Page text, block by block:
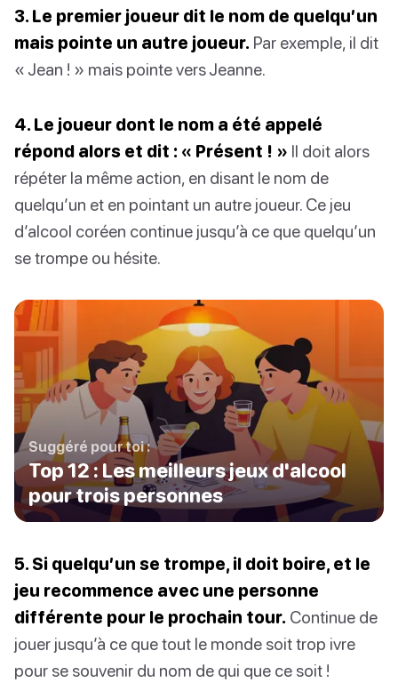
3. Le premier joueur dit le nom de quelqu’un
mais pointe un autre joueur. Par exemple, il dit
« Jean ! » mais pointe vers Jeanne.
4. Le joueur dont le nom a été appelé
répond alors et dit : « Présent ! » Il doit alors
répéter la même action, en disant le nom de
quelqu’un et en pointant un autre joueur. Ce jeu
d’alcool coréen continue jusqu’à ce que quelqu’un
se trompe ou hésite.
Suggéré pour toi :
Top 12 : Les meilleurs jeux d'alcool
pour trois personnes
5. Si quelqu’un se trompe, il doit boire, et le
jeu recommence avec une personne
différente pour le prochain tour. Continue de
jouer jusqu’à ce que tout le monde soit trop ivre
pour se souvenir du nom de qui que ce soit !